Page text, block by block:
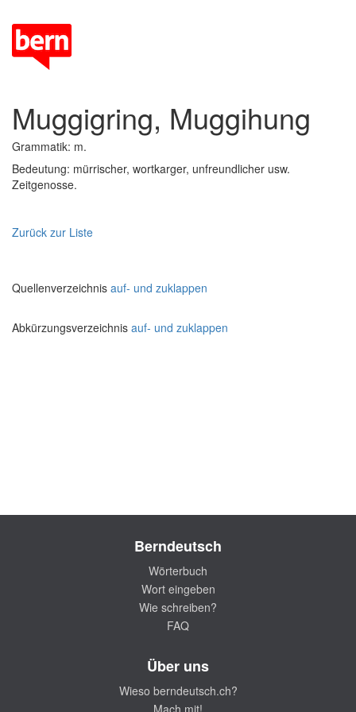
Muggigring, Muggihung
Grammatik: m.
Bedeutung: mürrischer, wortkarger, unfreundlicher usw.
Zeitgenosse.
Zurück zur Liste
Quellenverzeichnis auf- und zuklappen
Abkürzungsverzeichnis auf- und zuklappen
Berndeutsch
Wörterbuch
Wort eingeben
Wie schreiben?
FAQ
Über uns
Wieso berndeutsch.ch?
Mach mit!